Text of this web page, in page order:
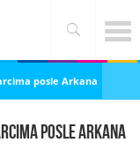
posle Arkana
posle Arkana